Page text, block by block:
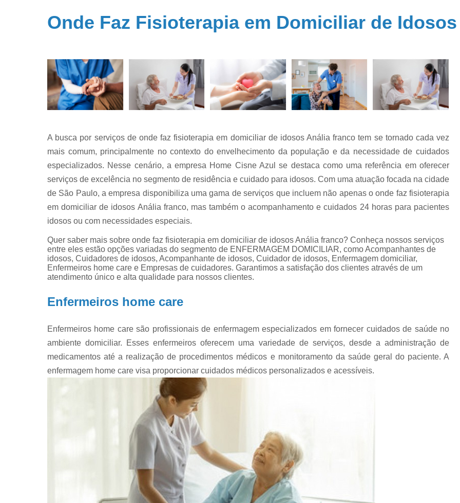
Fisioterapia a
domicílios
Acompanhante de
Acompanhante
Acompanhante para
Cuidador de Idoso 24 Horas Av. Paulista
Cuidador de Idoso
Cuidador de Idoso
Cuidador de
Cuidador de Idoso
Cuidador de Idoso Home Care
Cuidador de Idosos Domiciliar Cerqueira
Cuidador de Idoso
Cuidador de Idoso com Debilidade
Cuidador de Idoso
Empresa de Cuidador de Idoso
Empresa de Cuidador de Pessoas
Empresa de Cuidador Zona Sul
Onde Faz Fisioterapia em Domiciliar de
A busca por serviços de onde faz fisioterapia em domiciliar de idosos Anália franco tem se tornado cada vez
mais comum, principalmente no contexto do envelhecimento da população e da necessidade de cuidados
especializados. Nesse cenário, a empresa Home Cisne Azul se destaca como uma referência em oferecer
serviços de excelência no segmento de residência e cuidado para idosos. Com uma atuação focada na cidade
de São Paulo, a empresa disponibiliza uma gama de serviços que incluem não apenas o onde faz fisioterapia
em domiciliar de idosos Anália franco, mas também o acompanhamento e cuidados 24 horas para pacientes
idosos ou com necessidades especiais.
Quer saber mais sobre onde faz fisioterapia em domiciliar de idosos Anália franco? Conheça nossos serviços
entre eles estão opções variadas do segmento de ENFERMAGEM DOMICILIAR, como Acompanhantes de
idosos, Cuidadores de idosos, Acompanhante de idosos, Cuidador de idosos, Enfermagem domiciliar,
Enfermeiros home care e Empresas de cuidadores. Garantimos a satisfação dos clientes através de um
atendimento único e alta qualidade para nossos clientes.
Enfermeiros home care
Enfermeiros home care são profissionais de enfermagem especializados em fornecer cuidados de saúde no
ambiente domiciliar. Esses enfermeiros oferecem uma variedade de serviços, desde a administração de
medicamentos até a realização de procedimentos médicos e monitoramento da saúde geral do paciente. A
enfermagem home care visa proporcionar cuidados médicos personalizados e acessíveis.